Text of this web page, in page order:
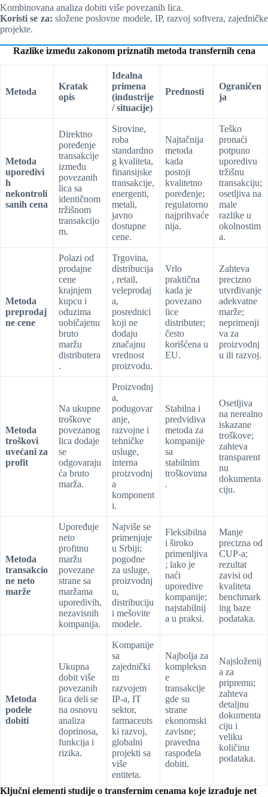
Kombinovana analiza dobiti više povezanih lica.
Koristi se za: složene poslovne modele, IP, razvoj softvera, zajedničke
projekte.
Razlike između zakonom priznatih metoda transfernih cena
Metoda
Kratak
opis
Idealna
primena
(industrije
/ situacije)
Prednosti
Ograničen
ja
Metoda
uporedivi
h
nekontroli
sanih cena
Direktno
poređenje
transakcije
između
povezanih
lica sa
identičnom
tržišnom
transakcijo
m.
Sirovine,
roba
standardno
g kvaliteta,
finansijske
transakcije,
energenti,
metali,
javno
dostupne
cene.
Najtačnija
metoda
kada
postoji
kvalitetno
poređenje;
regulatorno
najprihvaće
nija.
Teško
pronaći
potpuno
uporedivu
tržišnu
transakciju;
osetljiva na
male
razlike u
okolnostim
a.
Metoda
preprodaj
ne cene
Polazi od
prodajne
cene
krajnjem
kupcu i
oduzima
uobičajenu
bruto
maržu
distributera
.
Trgovina,
distribucija
, retail,
veleprodaj
a,
posrednici
koji ne
dodaju
značajnu
vrednost
proizvodu.
Vrlo
praktična
kada je
povezano
lice
distributer;
često
korišćena u
EU.
Zahteva
precizno
utvrđivanje
adekvatne
marže;
neprimenji
va za
proizvodnj
u ili razvoj.
Metoda
troškovi
uvećani za
profit
Na ukupne
troškove
povezanog
lica dodaje
se
odgovaraju
ća bruto
marža.
Proizvodnj
a,
podugovar
anje,
razvojne i
tehničke
usluge,
interna
proizvodnj
a
komponent
i.
Stabilna i
predvidiva
metoda za
kompanije
sa
stabilnim
troškovima
.
Osetljiva
na nerealno
iskazane
troškove;
zahteva
transparent
nu
dokumenta
ciju.
Metoda
transakcio
ne neto
marže
Upoređuje
neto
profitnu
maržu
povezane
strane sa
maržama
uporedivih,
nezavisnih
kompanija.
Najviše se
primenjuje
u Srbiji;
pogodne
za usluge,
proizvodnj
u,
distribuciju
i mešovite
modele.
Fleksibilna
i široko
primenljiva
; lako je
naći
uporedive
kompanije;
najstabilnij
a u praksi.
Manje
precizna od
CUP-a;
rezultat
zavisi od
kvaliteta
benchmark
ing baze
podataka.
Metoda
podele
dobiti
Ukupna
dobit više
povezanih
lica deli se
na osnovu
analiza
doprinosa,
funkcija i
rizika.
Kompanije
sa
zajednički
m
razvojem
IP-a, IT
sektor,
farmaceuts
ki razvoj,
globalni
projekti sa
više
entiteta.
Najbolja za
kompleksn
e
transakcije
gde su
strane
ekonomski
zavisne;
pravedna
raspodela
dobiti.
Najsloženij
a za
pripremu;
zahteva
detaljnu
dokumenta
ciju i
veliku
količinu
podataka.
Ključni elementi studije o transfernim cenama koje izrađuje net